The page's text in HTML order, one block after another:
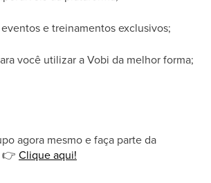
e treinamentos exclusivos;
você utilizar a Vobi da melhor forma;
agora mesmo e faça parte da
👉 Clique aqui!